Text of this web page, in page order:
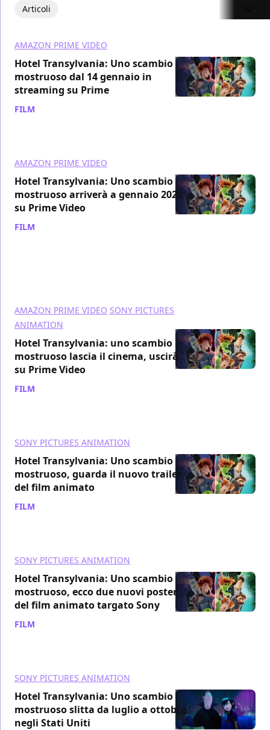
Articoli
AMAZON PRIME VIDEO
Hotel Transylvania: Uno scambio
mostruoso dal 14 gennaio in
streaming su Prime
FILM
AMAZON PRIME VIDEO
Hotel Transylvania: Uno scambio
mostruoso arriverà a gennaio 2022
su Prime Video
FILM
AMAZON PRIME VIDEO SONY PICTURES
ANIMATION
Hotel Transylvania: uno scambio
mostruoso lascia il cinema, uscirà
su Prime Video
FILM
SONY PICTURES ANIMATION
Hotel Transylvania: Uno scambio
mostruoso, guarda il nuovo trailer
del film animato
FILM
SONY PICTURES ANIMATION
Hotel Transylvania: Uno scambio
mostruoso, ecco due nuovi poster
del film animato targato Sony
FILM
SONY PICTURES ANIMATION
Hotel Transylvania: Uno scambio
mostruoso slitta da luglio a ottobre
negli Stati Uniti